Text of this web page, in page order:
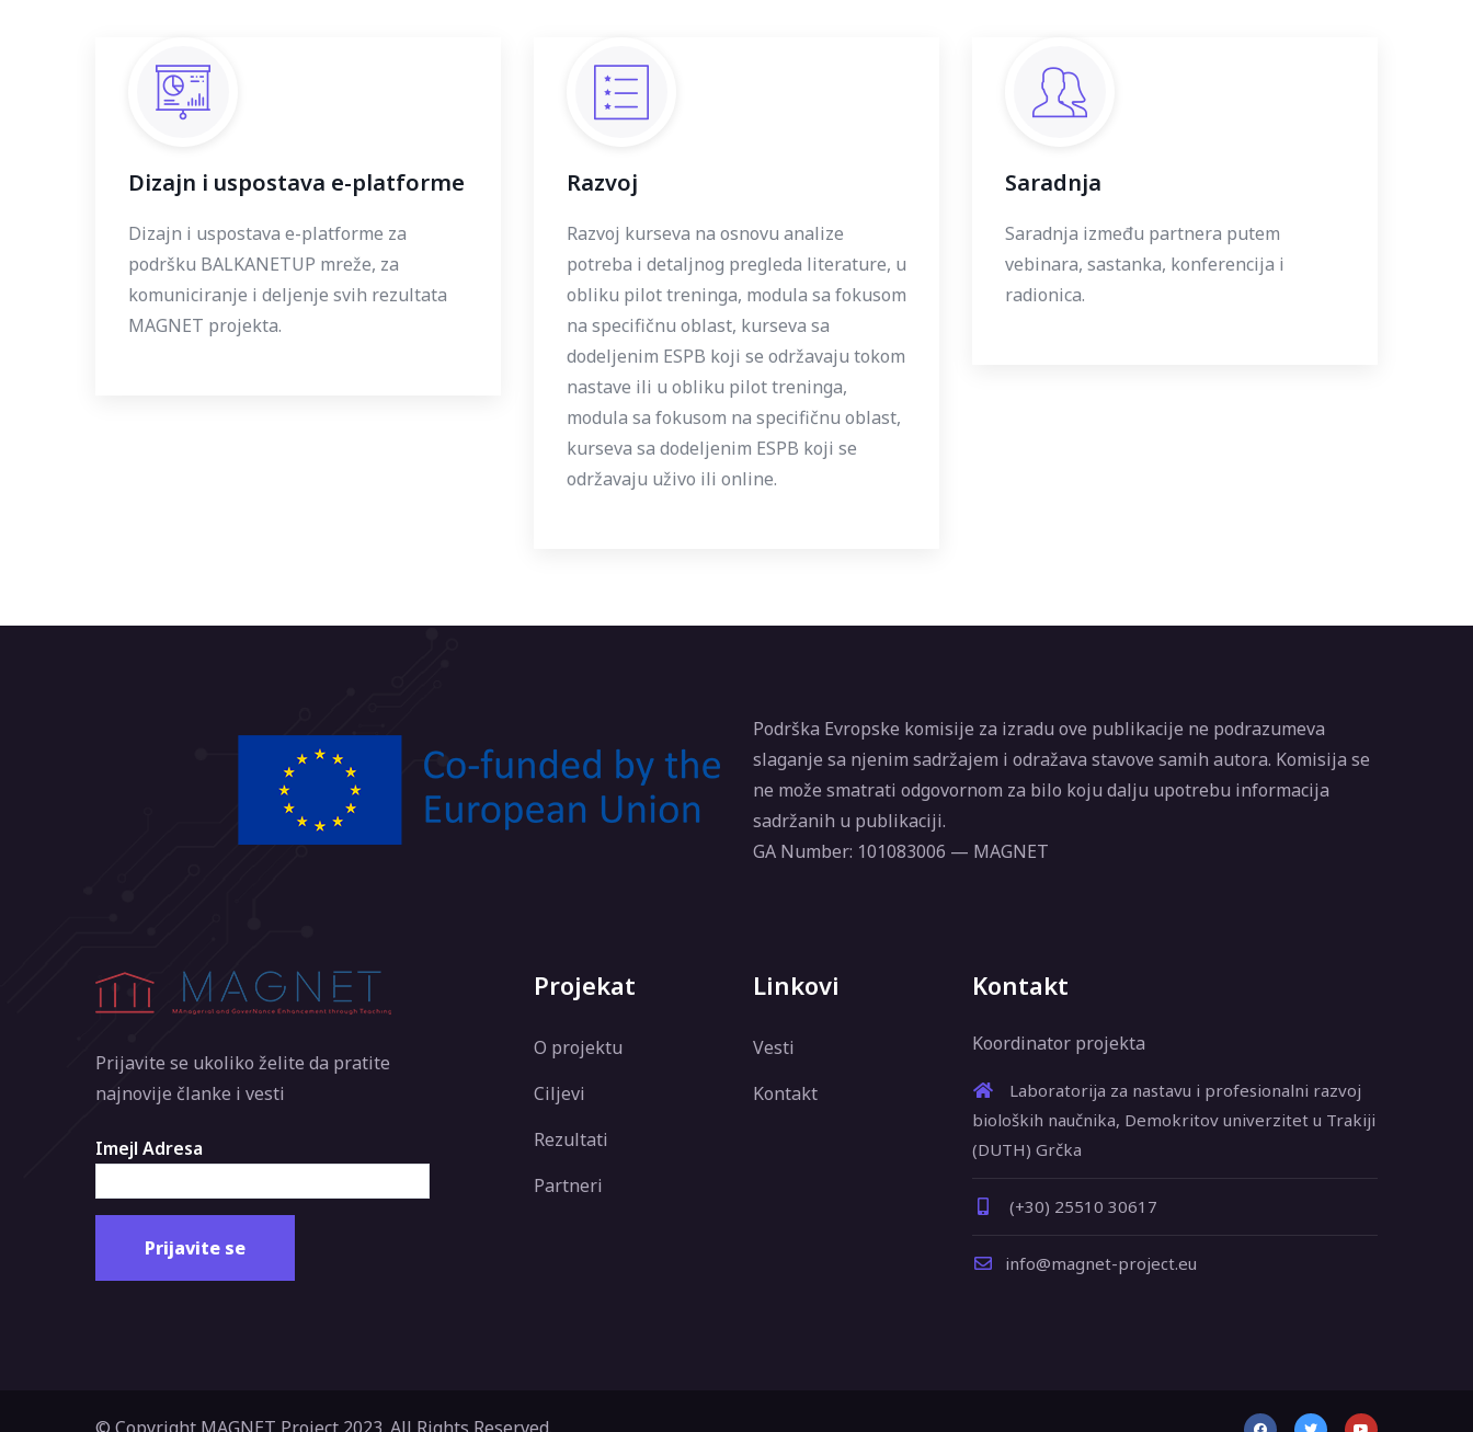
Dizajn i uspostava e-platforme
Dizajn i uspostava e-platforme za
podršku BALKANETUP mreže, za
komuniciranje i deljenje svih rezultata
MAGNET projekta.
Razvoj
Razvoj kurseva na osnovu analize
potreba i detaljnog pregleda literature, u
obliku pilot treninga, modula sa fokusom
na specifičnu oblast, kurseva sa
dodeljenim ESPB koji se održavaju tokom
nastave ili u obliku pilot treninga,
modula sa fokusom na specifičnu oblast,
kurseva sa dodeljenim ESPB koji se
održavaju uživo ili online.
Saradnja
Saradnja između partnera putem
vebinara, sastanka, konferencija i
radionica.
Podrška Evropske komisije za izradu ove publikacije ne podrazumeva
slaganje sa njenim sadržajem i odražava stavove samih autora. Komisija se
ne može smatrati odgovornom za bilo koju dalju upotrebu informacija
sadržanih u publikaciji.
GA Number: 101083006 — MAGNET
Prijavite se ukoliko želite da pratite
najnovije članke i vesti
Imejl Adresa
Projekat
O projektu
Ciljevi
Rezultati
Partneri
Linkovi
Vesti
Kontakt
Kontakt
Koordinator projekta
Laboratorija za nastavu i profesionalni razvoj
bioloških naučnika, Demokritov univerzitet u Trakiji
(DUTH) Grčka
(+30) 25510 30617
info@magnet-project.eu